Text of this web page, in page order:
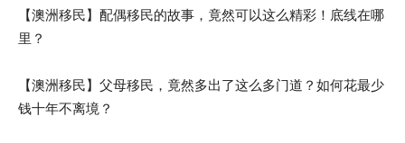
【澳洲移民】配偶移民的故事，竟然可以这么精彩！底线在哪
里？
【澳洲移民】父母移民，竟然多出了这么多门道？如何花最少
钱十年不离境？